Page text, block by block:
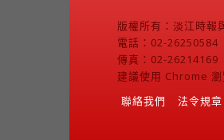
版權所有：淡江時報
電話：02-26250584
傳真：02-26214169
建議使用 Chrome 瀏
聯絡我們
法令規章